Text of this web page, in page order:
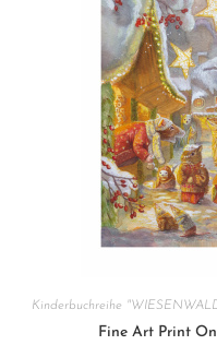
Kinderbuchreihe
Fine Art Print On